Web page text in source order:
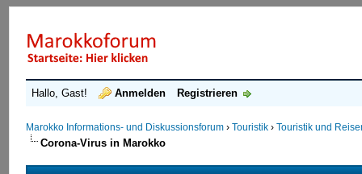
Hallo, Gast! Anmelden Registrieren
Marokko Informations- und Diskussionsforum ›Touristik ›Touristik und
Corona-Virus in Marokko